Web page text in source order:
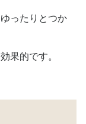
ったりとつか
果的です。